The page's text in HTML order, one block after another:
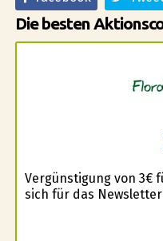
Die besten
Vergünstigung von 3€
sich für das